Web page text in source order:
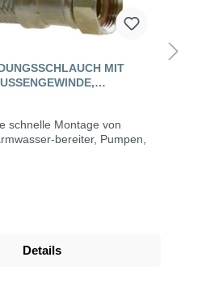
MIT
E
schnelle Montage von
bereiter, Pumpen,
Details